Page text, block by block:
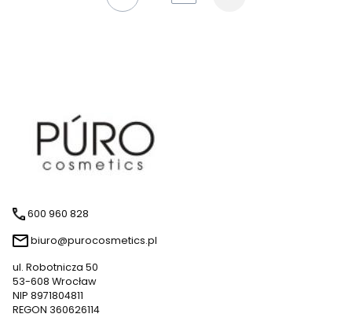
600 960 828
biuro@purocosmetics.pl
ul. Robotnicza 50
53-608 Wrocław
NIP 8971804811
REGON 360626114